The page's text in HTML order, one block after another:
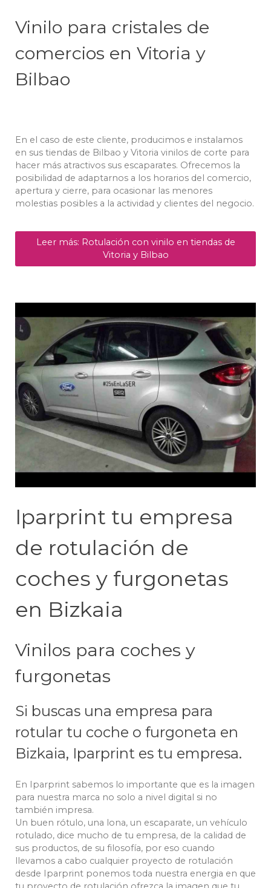
Vinilo para cristales de
comercios en Vitoria y
Bilbao
En el caso de este cliente, producimos e instalamos
en sus tiendas de Bilbao y Vitoria vinilos de corte para
hacer más atractivos sus escaparates. Ofrecemos la
posibilidad de adaptarnos a los horarios del comercio,
apertura y cierre, para ocasionar las menores
molestias posibles a la actividad y clientes del negocio.
Leer más: Rotulación con vinilo en tiendas de
Vitoria y Bilbao
Iparprint tu empresa
de rotulación de
coches y furgonetas
en Bizkaia
Vinilos para coches y
furgonetas
Si buscas una empresa para
rotular tu coche o furgoneta en
Bizkaia, Iparprint es tu empresa.
En Iparprint sabemos lo importante que es la imagen
para nuestra marca no solo a nivel digital si no
también impresa.
Un buen rótulo, una lona, un escaparate, un vehículo
rotulado, dice mucho de tu empresa, de la calidad de
sus productos, de su filosofía, por eso cuando
llevamos a cabo cualquier proyecto de rotulación
desde Iparprint ponemos toda nuestra energia en que